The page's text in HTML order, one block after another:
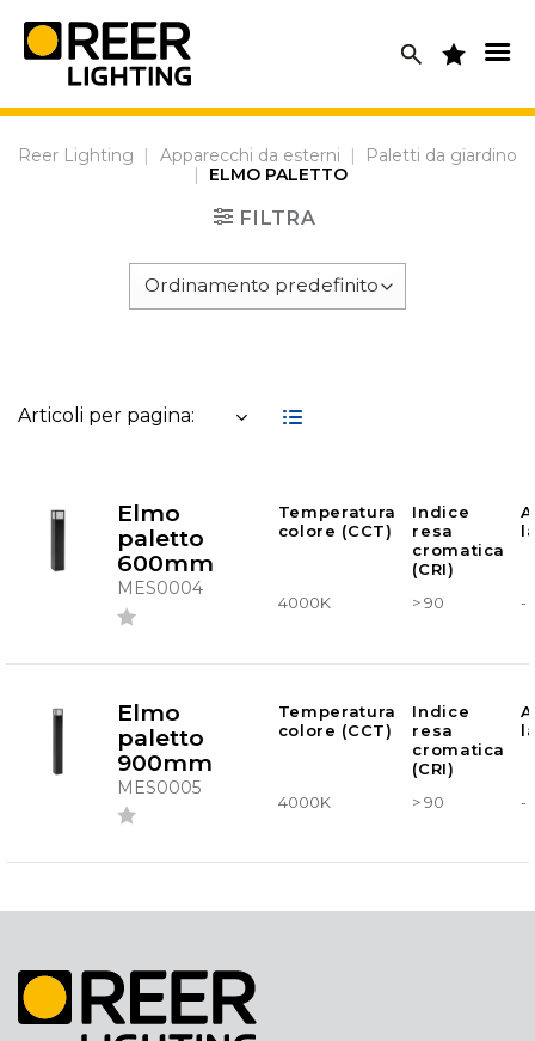
content
Reer Lighting | Apparecchi da esterni |
Paletti da giardino
|
ELMO PALETTO
FILTRA
Articoli per pagina:
Elmo
paletto
600mm
MES0004
Temperatura
colore (CCT)
Indice
resa
cromatica
(CRI)
4000K > 90 -
Elmo
paletto
900mm
MES0005
Temperatura
colore (CCT)
Indice
resa
cromatica
(CRI)
4000K > 90 -